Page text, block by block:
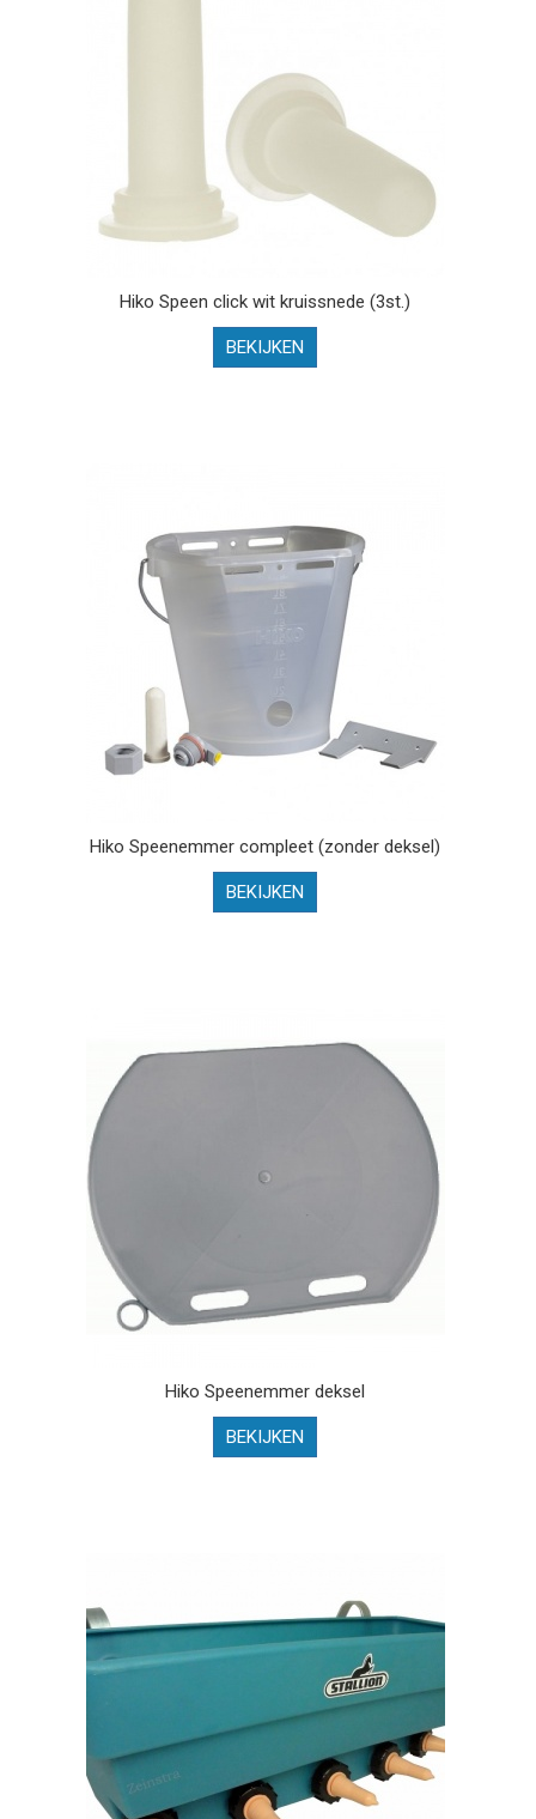
Hiko Speen click wit kruissnede (3st.)
BEKIJKEN
Hiko Speenemmer compleet (zonder deksel)
BEKIJKEN
Hiko Speenemmer deksel
BEKIJKEN